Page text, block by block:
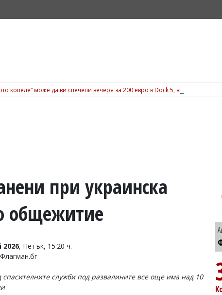
копеле“ може да ви спечели вечеря за 200 евро в Dock 5, вижте
при украинска
общежитие
2026, Петък, 15:20 ч.
спасителните служби под развалините все още има над 10